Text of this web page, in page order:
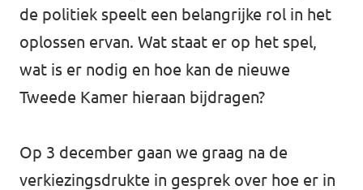
de politiek speelt een belangrijke rol in het
oplossen ervan. Wat staat er op het spel,
wat is er nodig en hoe kan de nieuwe
Tweede Kamer hieraan bijdragen?
Op 3 december gaan we graag na de
verkiezingsdrukte in gesprek over hoe er in